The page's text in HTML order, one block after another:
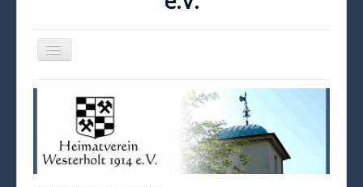
Navigation
an/aus
KONTAKT
IMPRESSUM
DATENSCHUTZ